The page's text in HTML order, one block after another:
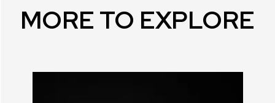
MORE TO EXPLORE